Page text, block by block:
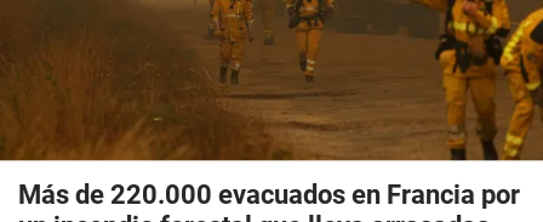
Más de 220.000 evacuados en Francia por